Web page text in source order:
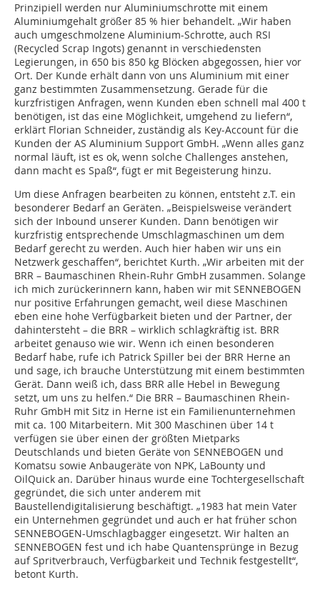
Prinzipiell werden nur Aluminiumschrotte mit einem
Aluminiumgehalt größer 85 % hier behandelt. „Wir haben
auch umgeschmolzene Aluminium-Schrotte, auch RSI
(Recycled Scrap Ingots) genannt in verschiedensten
Legierungen, in 650 bis 850 kg Blöcken abgegossen, hier vor
Ort. Der Kunde erhält dann von uns Aluminium mit einer
ganz bestimmten Zusammensetzung. Gerade für die
kurzfristigen Anfragen, wenn Kunden eben schnell mal 400 t
benötigen, ist das eine Möglichkeit, umgehend zu liefern“,
erklärt Florian Schneider, zuständig als Key-Account für die
Kunden der AS Aluminium Support GmbH. „Wenn alles ganz
normal läuft, ist es ok, wenn solche Challenges anstehen,
dann macht es Spaß“, fügt er mit Begeisterung hinzu.
Um diese Anfragen bearbeiten zu können, entsteht z.T. ein
besonderer Bedarf an Geräten. „Beispielsweise verändert
sich der Inbound unserer Kunden. Dann benötigen wir
kurzfristig entsprechende Umschlagmaschinen um dem
Bedarf gerecht zu werden. Auch hier haben wir uns ein
Netzwerk geschaffen“, berichtet Kurth. „Wir arbeiten mit der
BRR – Baumaschinen Rhein-Ruhr GmbH zusammen. Solange
ich mich zurückerinnern kann, haben wir mit SENNEBOGEN
nur positive Erfahrungen gemacht, weil diese Maschinen
eben eine hohe Verfügbarkeit bieten und der Partner, der
dahintersteht – die BRR – wirklich schlagkräftig ist. BRR
arbeitet genauso wie wir. Wenn ich einen besonderen
Bedarf habe, rufe ich Patrick Spiller bei der BRR Herne an
und sage, ich brauche Unterstützung mit einem bestimmten
Gerät. Dann weiß ich, dass BRR alle Hebel in Bewegung
setzt, um uns zu helfen.“ Die BRR – Baumaschinen Rhein-
Ruhr GmbH mit Sitz in Herne ist ein Familienunternehmen
mit ca. 100 Mitarbeitern. Mit 300 Maschinen über 14 t
verfügen sie über einen der größten Mietparks
Deutschlands und bieten Geräte von SENNEBOGEN und
Komatsu sowie Anbaugeräte von NPK, LaBounty und
OilQuick an. Darüber hinaus wurde eine Tochtergesellschaft
gegründet, die sich unter anderem mit
Baustellendigitalisierung beschäftigt. „1983 hat mein Vater
ein Unternehmen gegründet und auch er hat früher schon
SENNEBOGEN-Umschlagbagger eingesetzt. Wir halten an
SENNEBOGEN fest und ich habe Quantensprünge in Bezug
auf Spritverbrauch, Verfügbarkeit und Technik festgestellt“,
betont Kurth.